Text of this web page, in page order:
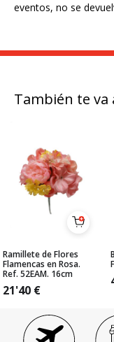
eventos, no se
También te va
Ramillete de Flores
Flamencas en Rosa.
Ref. 52EAM. 16cm
21'40 €